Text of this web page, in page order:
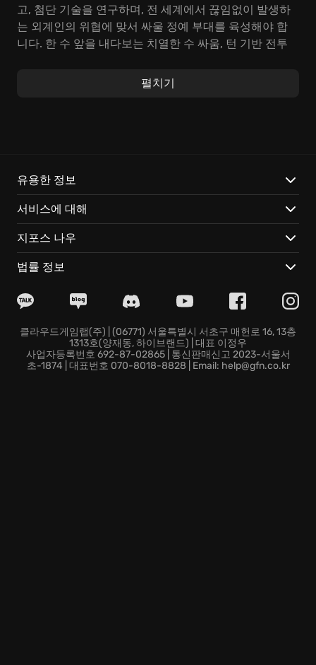
고, 첨단 기술을 연구하며, 전 세계에서 끊임없이 발생하
는 외계인의 위협에 맞서 싸울 정예 부대를 육성해야 합
니다. 한 수 앞을 내다보는 치열한 수 싸움, 턴 기반 전투
들의 절박한 요청에 응답해야 합니다. 하늘을 뒤덮는 '정
체불명의 비행체', 거대한 '불가사의한 힘'의 습격에 맞서
싸우며, '지구 수호'라는 숭고한 목표를 향해 나아가야 합
니다.
Xenonauts 2에서는 다음과 같은 경험을 할 수 있습니다:
전략 기지 건설 및 운영: 전 세계 요충지에 전략 기지를 건
한 전투를 위한 핵심 기지로 발전시키십시오.
숨 막히는 턴 기반 전투: 숙련된 Xenonauts 요원들을 지
휘하여, 다양한 전술 환경 속에서 외계 생명체와 목숨을
펼치기
유용한 정보
서비스에 대해
지포스 나우
법률 정보
클라우드게임랩(주) | (06771) 서울특별시 서초구 매헌로 16, 13층
1313호(양재동, 하이브랜드) | 대표 이정우
사업자등록번호 692-87-02865 | 통신판매신고 2023-서울서
초-1874 | 대표번호 070-8018-8828 | Email: help@gfn.co.kr